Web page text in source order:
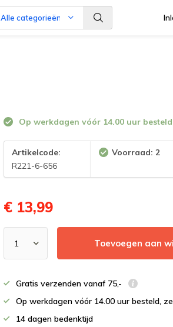
Alle categorieën
Op werkdagen vóór 14.00 uur
Artikelcode:
R221-6-656
Voorraad: 2
€ 13,99
Toevoegen aan
Gratis verzenden vanaf 75,-
Op werkdagen vóór 14.00 uur besteld,
14 dagen bedenktijd